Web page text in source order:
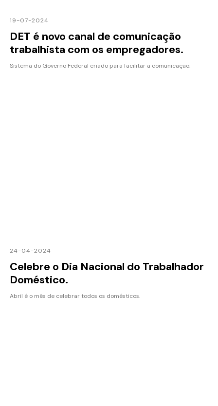
19-07-2024
DET é novo canal de comunicação
trabalhista com os empregadores.
Sistema do Governo Federal criado para facilitar a comunicação.
24-04-2024
Celebre o Dia Nacional do Trabalhador
Doméstico.
Abril é o mês de celebrar todos os domésticos.